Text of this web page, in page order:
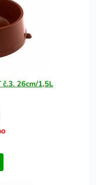
č.3. 26cm/1,5L